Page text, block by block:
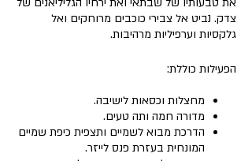
צדק. נביט אל צבירי כוכבים מרוחקים ואל
גלקסיות וערפיליות מרהיבות.
הפעילות כוללת:
מחצלות וכסאות לישיבה.
מדורה חמה ותה טעים.
הדרכת מבוא לשמיים ותצפית כיפת שמיים
המונחית בעזרת פנס לייזר.